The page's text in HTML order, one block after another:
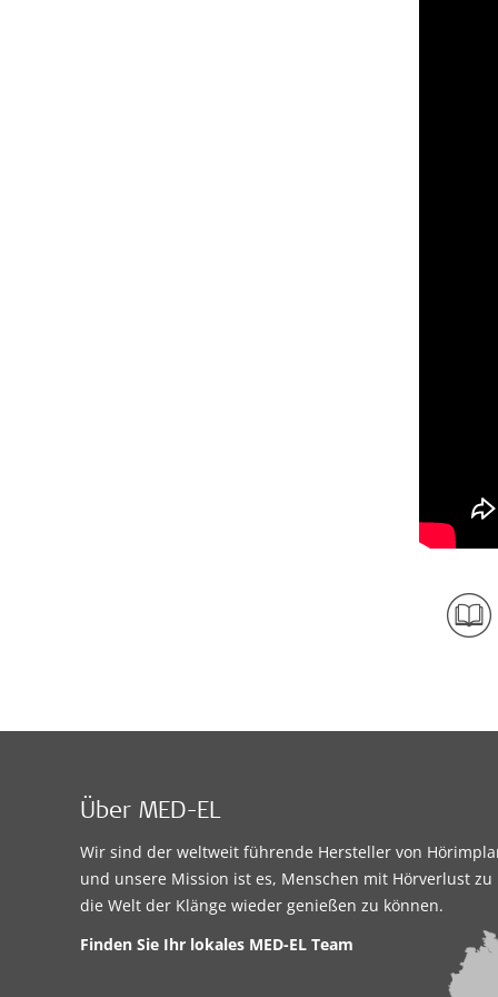
Über MED-EL
Wir sind der weltweit führende Hersteller von
und unsere Mission ist es, Menschen mit Hörverlust zu
die Welt der Klänge wieder genießen zu können.
Finden Sie Ihr lokales MED-EL Team